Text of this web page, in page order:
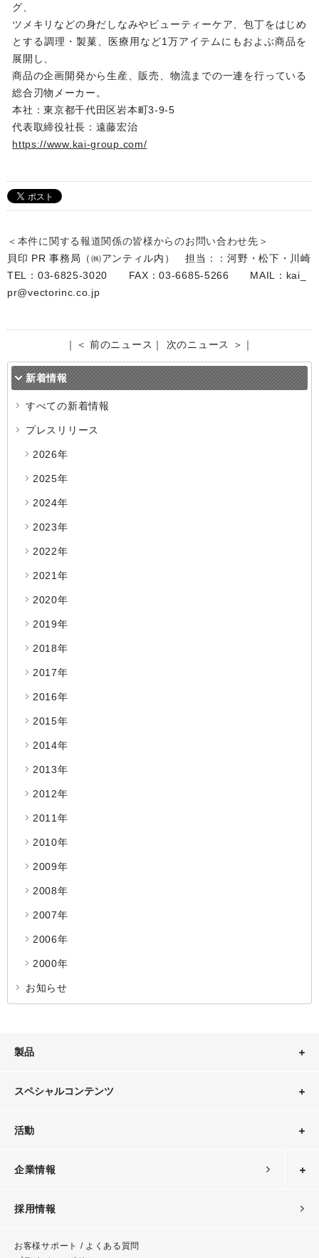
グ、
ツメキリなどの身だしなみやビューティーケア、包丁をはじめ
とする調理・製菓、医療用など1万アイテムにもおよぶ商品を
展開し、
商品の企画開発から生産、販売、物流までの一連を行っている
総合刃物メーカー。
本社：東京都千代田区岩本町3-9-5
代表取締役社長：遠藤宏治
https://www.kai-group.com/
＜本件に関する報道関係の皆様からのお問い合わせ先＞
貝印 PR 事務局（㈱アンティル内） 担当：：河野・松下・川崎
TEL：03-6825-3020 FAX：03-6685-5266 MAIL：kai_
pr@vectorinc.co.jp
｜ ＜ 前のニュース ｜ 次のニュース ＞ ｜
新着情報
すべての新着情報
プレスリリース
2026年
2025年
2024年
2023年
2022年
2021年
2020年
2019年
2018年
2017年
2016年
2015年
2014年
2013年
2012年
2011年
2010年
2009年
2008年
2007年
2006年
2000年
お知らせ
製品
スペシャルコンテンツ
活動
企業情報
採用情報
お客様サポート / よくある質問